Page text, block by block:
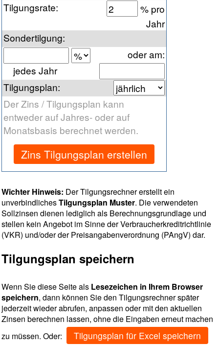
Tilgungsrate:
% pro
Jahr
Sondertilgung:
jedes Jahr
oder am:
Tilgungsplan:
Der Zins / Tilgungsplan kann
entweder auf Jahres- oder auf
Monatsbasis berechnet werden.
Zins Tilgungsplan erstellen
Wichter Hinweis: Der Tilgungsrechner erstellt ein
unverbindlichesTilgungsplan Muster. Die verwendeten
Sollzinsen dienen lediglich als Berechnungsgrundlage und
stellen kein Angebot im Sinne der Verbraucherkreditrichtlinie
(VKR) und/oder der Preisangabenverordnung (PAngV) dar.
Tilgungsplan speichern
Wenn Sie diese Seite als Lesezeichen in Ihrem Browser
speichern, dann können Sie den Tilgungsrechner später
jederzeit wieder abrufen, anpassen oder mit den aktuellen
Zinsen berechnen lassen, ohne die Eingaben erneut machen
zu müssen. Oder:
Tilgungsplan für Excel speichern